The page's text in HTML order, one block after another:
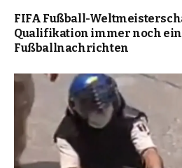
FIFA Fußball-
Qualifikation immer noch ein
Fußballnachrichten